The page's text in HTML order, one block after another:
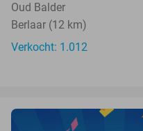
Oud Balder
Berlaar (12 km)
Verkocht: 1.012